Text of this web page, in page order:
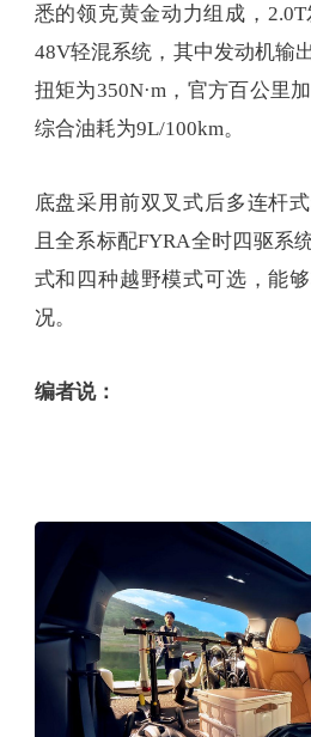
悉的领克黄金动力组成，
48V轻混系统，其中发动机输
扭矩为350N·m，官方百公里
综合油耗为9L/100km。
底盘采用前双叉式后多连杆
且全系标配FYRA全时四驱系
式和四种越野模式可选，能
况。
编者说：